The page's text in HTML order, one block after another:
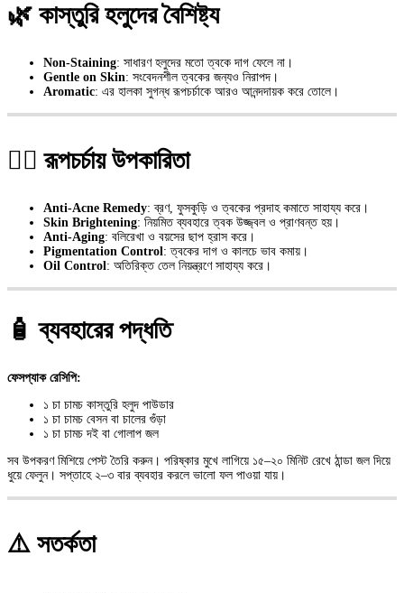
🌿 কাস্তুরি হলুদের বৈশিষ্ট্য
Non-Staining: সাধারণ হলুদের মতো ত্বকে দাগ ফেলে না।
Gentle on Skin: সংবেদনশীল ত্বকের জন্যও নিরাপদ।
Aromatic: এর হালকা সুগন্ধ রূপচর্চাকে আরও আনন্দদায়ক করে তোলে।
💆‍♀️ রূপচর্চায় উপকারিতা
Anti-Acne Remedy: ব্রণ, ফুসকুড়ি ও ত্বকের প্রদাহ কমাতে সাহায্য করে।
Skin Brightening: নিয়মিত ব্যবহারে ত্বক উজ্জ্বল ও প্রাণবন্ত হয়।
Anti-Aging: বলিরেখা ও বয়সের ছাপ হ্রাস করে।
Pigmentation Control: ত্বকের দাগ ও কালচে ভাব কমায়।
Oil Control: অতিরিক্ত তেল নিয়ন্ত্রণে সাহায্য করে।
🧴 ব্যবহারের পদ্ধতি
ফেসপ্যাক রেসিপি:
১ চা চামচ কাস্তুরি হলুদ পাউডার
১ চা চামচ বেসন বা চালের গুঁড়া
১ চা চামচ দই বা গোলাপ জল
সব উপকরণ মিশিয়ে পেস্ট তৈরি করুন। পরিষ্কার মুখে লাগিয়ে ১৫–২০ মিনিট রেখে ঠান্ডা জল দিয়ে
ধুয়ে ফেলুন। সপ্তাহে ২–৩ বার ব্যবহার করলে ভালো ফল পাওয়া যায়।
⚠️ সতর্কতা